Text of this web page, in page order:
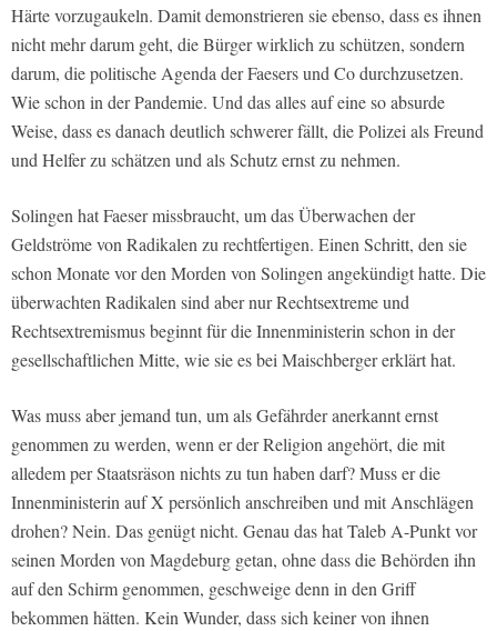
Härte vorzugaukeln. Damit demonstrieren sie ebenso, dass es ihnen
nicht mehr darum geht, die Bürger wirklich zu schützen, sondern
darum, die politische Agenda der Faesers und Co durchzusetzen.
Wie schon in der Pandemie. Und das alles auf eine so absurde
Weise, dass es danach deutlich schwerer fällt, die Polizei als Freund
und Helfer zu schätzen und als Schutz ernst zu nehmen.
Solingen hat Faeser missbraucht, um das Überwachen der
Geldströme von Radikalen zu rechtfertigen. Einen Schritt, den sie
schon Monate vor den Morden von Solingen angekündigt hatte. Die
überwachten Radikalen sind aber nur Rechtsextreme und
Rechtsextremismus beginnt für die Innenministerin schon in der
gesellschaftlichen Mitte, wie sie es bei Maischberger erklärt hat.
Was muss aber jemand tun, um als Gefährder anerkannt ernst
genommen zu werden, wenn er der Religion angehört, die mit
alledem per Staatsräson nichts zu tun haben darf? Muss er die
Innenministerin auf X persönlich anschreiben und mit Anschlägen
drohen? Nein. Das genügt nicht. Genau das hat Taleb A-Punkt vor
seinen Morden von Magdeburg getan, ohne dass die Behörden ihn
auf den Schirm genommen, geschweige denn in den Griff
bekommen hätten. Kein Wunder, dass sich keiner von ihnen